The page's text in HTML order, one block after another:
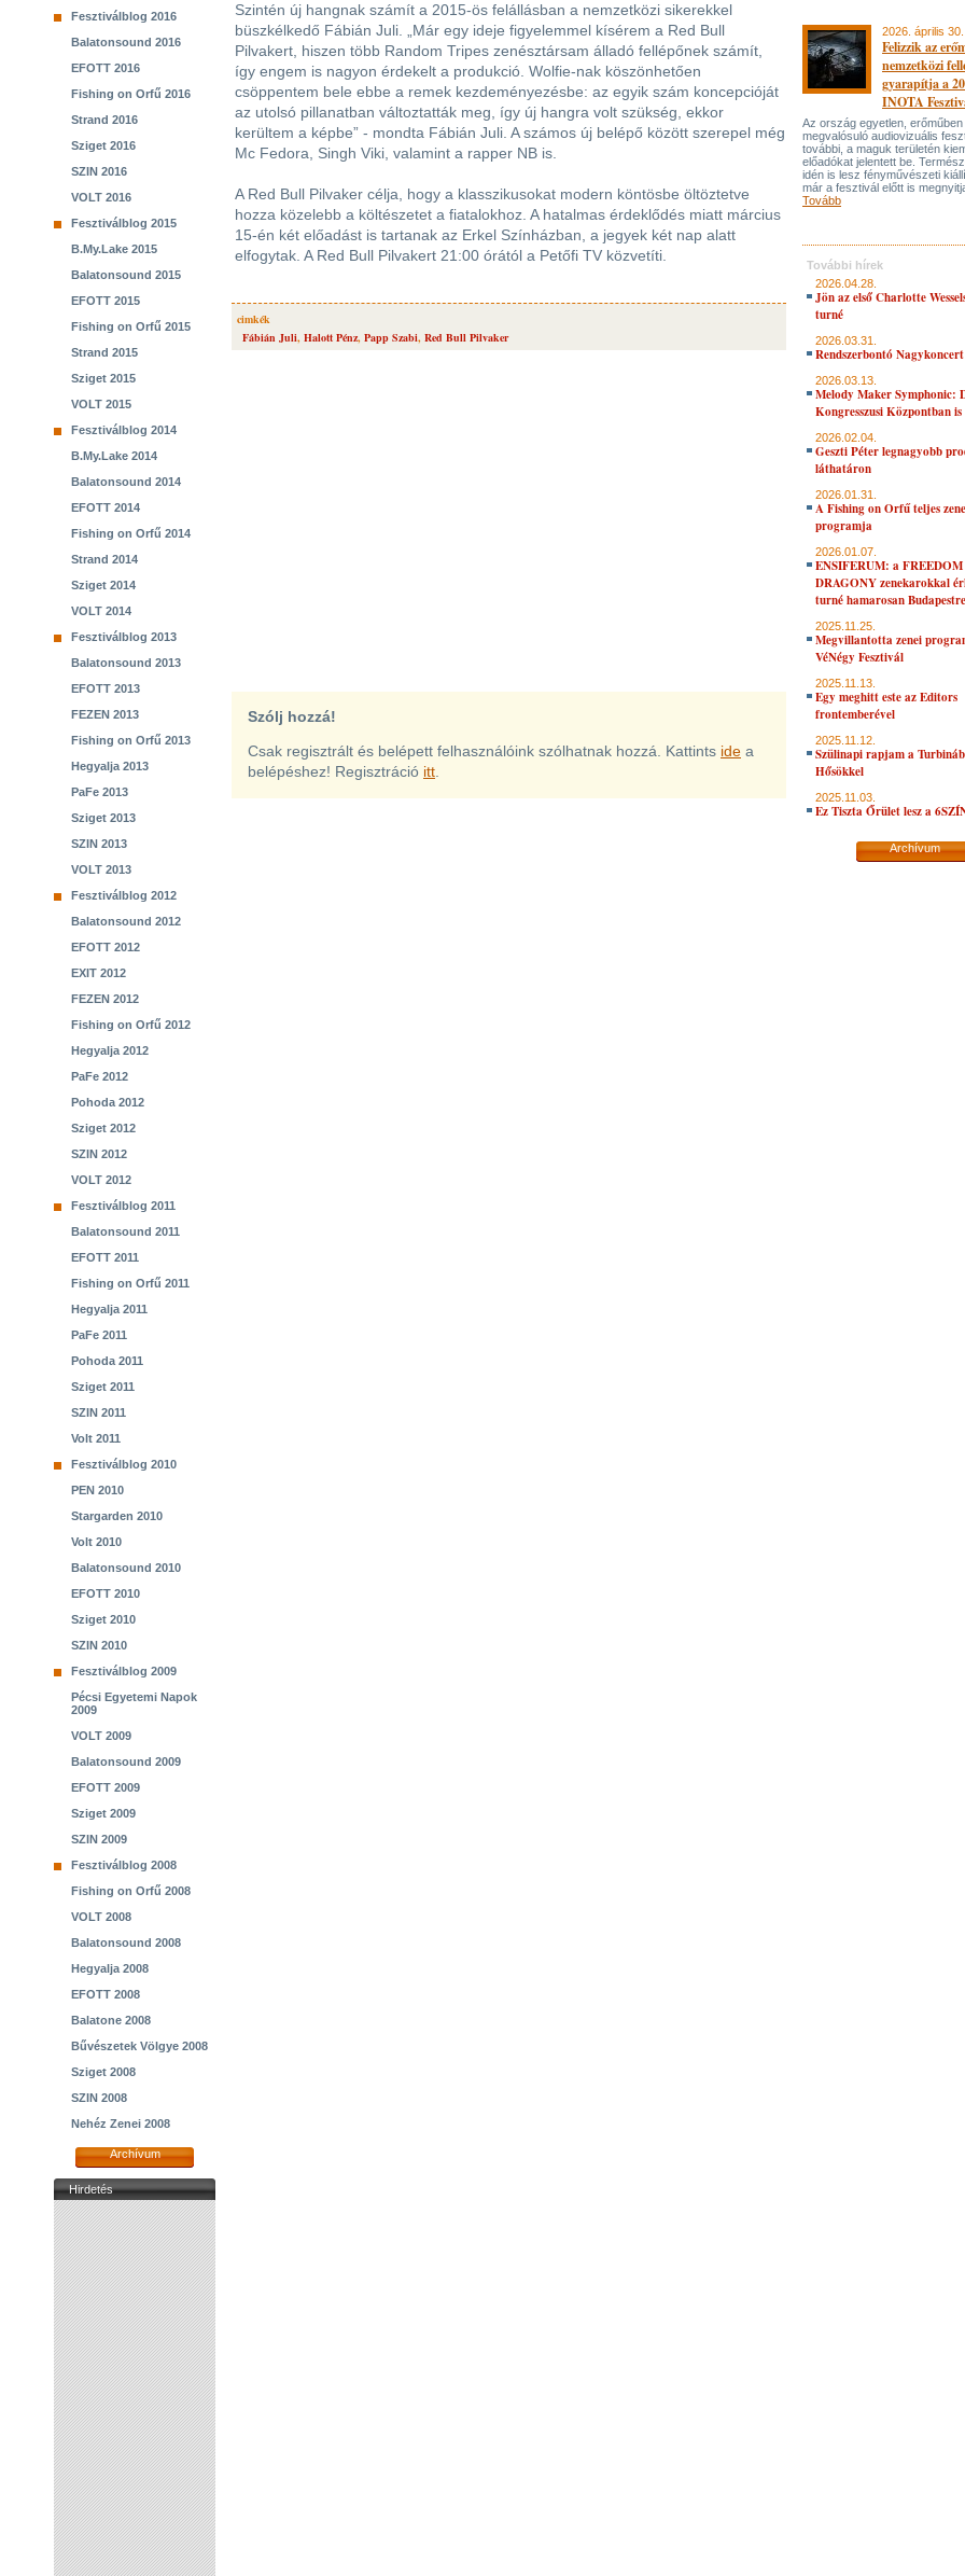
Fesztiválblog 2016
Balatonsound 2016
EFOTT 2016
Fishing on Orfű 2016
Strand 2016
Sziget 2016
SZIN 2016
VOLT 2016
Fesztiválblog 2015
B.My.Lake 2015
Balatonsound 2015
EFOTT 2015
Fishing on Orfű 2015
Strand 2015
Sziget 2015
VOLT 2015
Fesztiválblog 2014
B.My.Lake 2014
Balatonsound 2014
EFOTT 2014
Fishing on Orfű 2014
Strand 2014
Sziget 2014
VOLT 2014
Fesztiválblog 2013
Balatonsound 2013
EFOTT 2013
FEZEN 2013
Fishing on Orfű 2013
Hegyalja 2013
PaFe 2013
Sziget 2013
SZIN 2013
VOLT 2013
Fesztiválblog 2012
Balatonsound 2012
EFOTT 2012
EXIT 2012
FEZEN 2012
Fishing on Orfű 2012
Hegyalja 2012
PaFe 2012
Pohoda 2012
Sziget 2012
SZIN 2012
VOLT 2012
Fesztiválblog 2011
Balatonsound 2011
EFOTT 2011
Fishing on Orfű 2011
Hegyalja 2011
PaFe 2011
Pohoda 2011
Sziget 2011
SZIN 2011
Volt 2011
Fesztiválblog 2010
PEN 2010
Stargarden 2010
Volt 2010
Balatonsound 2010
EFOTT 2010
Sziget 2010
SZIN 2010
Fesztiválblog 2009
Pécsi Egyetemi Napok
2009
VOLT 2009
Balatonsound 2009
EFOTT 2009
Sziget 2009
SZIN 2009
Fesztiválblog 2008
Fishing on Orfű 2008
VOLT 2008
Balatonsound 2008
Hegyalja 2008
EFOTT 2008
Balatone 2008
Bűvészetek Völgye 2008
Sziget 2008
SZIN 2008
Nehéz Zenei 2008
Archívum
Hirdetés
Szintén új hangnak számít a 2015-ös felállásban a nemzetközi sikerekkel
büszkélkedő Fábián Juli. „Már egy ideje figyelemmel kísérem a Red Bull
Pilvakert, hiszen több Random Tripes zenésztársam álladó fellépőnek számít,
így engem is nagyon érdekelt a produkció. Wolfie-nak köszönhetően
csöppentem bele ebbe a remek kezdeményezésbe: az egyik szám koncepcióját
az utolsó pillanatban változtatták meg, így új hangra volt szükség, ekkor
kerültem a képbe” - mondta Fábián Juli. A számos új belépő között szerepel még
Mc Fedora, Singh Viki, valamint a rapper NB is.
A Red Bull Pilvaker célja, hogy a klasszikusokat modern köntösbe öltöztetve
hozza közelebb a költészetet a fiatalokhoz. A hatalmas érdeklődés miatt március
15-én két előadást is tartanak az Erkel Színházban, a jegyek két nap alatt
elfogytak. A Red Bull Pilvakert 21:00 órától a Petőfi TV közvetíti.
cimkék
Fábián Juli, Halott Pénz, Papp Szabi, Red Bull Pilvaker
Szólj hozzá!
Csak regisztrált és belépett felhasználóink szólhatnak hozzá. Kattints ide a
belépéshez! Regisztráció itt
2026. április 30.
Felizzik az
nemzetközi
gyarapítja a
INOTA
Az ország egyetlen, erőműben
megvalósuló audiovizuális
további, a maguk területén
előadókat jelentett be.
idén is lesz fényművészeti
már a fesztivál előtt is
Tovább
További hírek
2026.04.28.
Jön az első Charlotte
turné
2026.03.31.
Rendszerbontó Nagykoncert
2026.03.13.
Melody Maker Symphonic:
Kongresszusi Központban is
2026.02.04.
Geszti Péter legnagyobb
láthatáron
2026.01.31.
A Fishing on Orfű teljes
programja
2026.01.07.
ENSIFERUM: a
DRAGONY zenekarokkal
turné hamarosan Budapestre
2025.11.25.
Megvillantotta zenei
VéNégy Fesztivál
2025.11.13.
Egy meghitt este az Editors
frontemberével
2025.11.12.
Szülinapi rapjam a
Hősökkel
2025.11.03.
Ez Tiszta Őrület lesz a
Archívum